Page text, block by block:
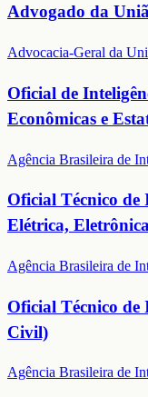
Advogado da
Advocacia-Geral da
Oficial de
Econômicas e
Agência Brasileira de
Oficial Técnico
Elétrica,
Agência Brasileira de
Oficial Técnico de
Civil)
Agência Brasileira de